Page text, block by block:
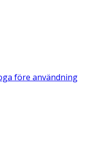
före användning